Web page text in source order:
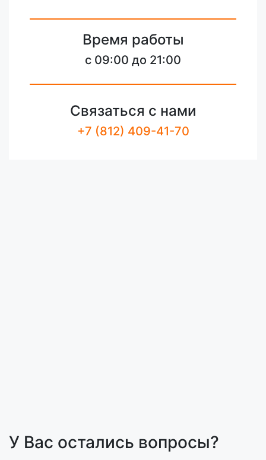
Время работы
c 09:00 до 21:00
Связаться с нами
+7 (812) 409-41-70
У Вас остались вопросы?